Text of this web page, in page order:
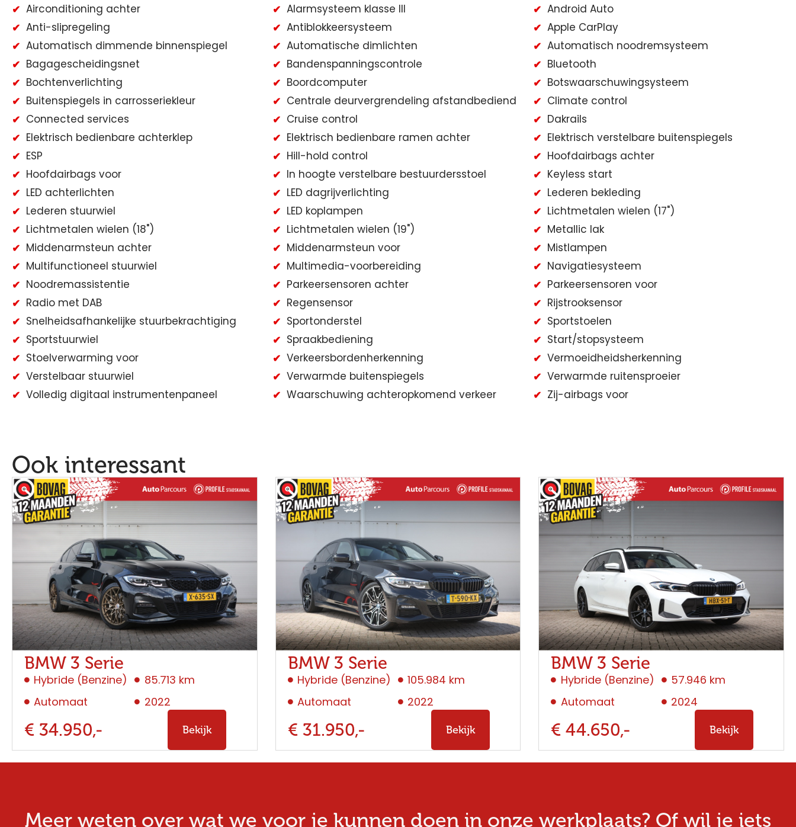
Airconditioning achter
Alarmsysteem klasse III
Android Auto
Anti-slipregeling
Antiblokkeersysteem
Apple CarPlay
Automatisch dimmende binnenspiegel
Automatische dimlichten
Automatisch noodremsysteem
Bagagescheidingsnet
Bandenspanningscontrole
Bluetooth
Bochtenverlichting
Boordcomputer
Botswaarschuwingsysteem
Buitenspiegels in carrosseriekleur
Centrale deurvergrendeling afstandbediend
Climate control
Connected services
Cruise control
Dakrails
Elektrisch bedienbare achterklep
Elektrisch bedienbare ramen achter
Elektrisch verstelbare buitenspiegels
ESP
Hill-hold control
Hoofdairbags achter
Hoofdairbags voor
In hoogte verstelbare bestuurdersstoel
Keyless start
LED achterlichten
LED dagrijverlichting
Lederen bekleding
Lederen stuurwiel
LED koplampen
Lichtmetalen wielen (17")
Lichtmetalen wielen (18")
Lichtmetalen wielen (19")
Metallic lak
Middenarmsteun achter
Middenarmsteun voor
Mistlampen
Multifunctioneel stuurwiel
Multimedia-voorbereiding
Navigatiesysteem
Noodremassistentie
Parkeersensoren achter
Parkeersensoren voor
Radio met DAB
Regensensor
Rijstrooksensor
Snelheidsafhankelijke stuurbekrachtiging
Sportonderstel
Sportstoelen
Sportstuurwiel
Spraakbediening
Start/stopsysteem
Stoelverwarming voor
Verkeersbordenherkenning
Vermoeidheidsherkenning
Verstelbaar stuurwiel
Verwarmde buitenspiegels
Verwarmde ruitensproeier
Volledig digitaal instrumentenpaneel
Waarschuwing achteropkomend verkeer Zij-airbags voor
Ook interessant
BMW 3 Serie
Hybride (Benzine)
Automaat
85.713 km
2022
€ 34.950,- Bekijk
BMW 3 Serie
Hybride (Benzine)
Automaat
105.984 km
2022
€ 31.950,- Bekijk
BMW 3 Serie
Hybride (Benzine)
Automaat
57.946 km
2024
€ 44.650,- Bekijk
Meer weten over wat we voor je kunnen doen in onze werkplaats? Of wil je iets